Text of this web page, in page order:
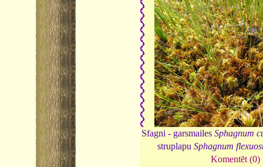
Sfagni - garsmailes Sphagnum
struplapu Sphagnum
Komentēt (0)